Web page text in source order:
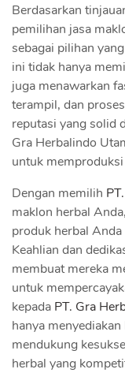
Berdasarkan
pemilihan jasa
sebagai pilihan
ini tidak hanya
juga menawarkan
terampil, dan
reputasi yang solid
Gra Herbalindo
untuk
Dengan memilih
maklon herbal
produk herbal
Keahlian dan
membuat mereka
untuk
kepada PT. Gra
hanya
mendukung
herbal yang